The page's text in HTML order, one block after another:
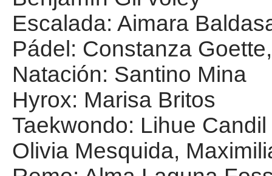
Escalada: Aimara
Pádel: Constanza
Natación: Santino Mina
Hyrox: Marisa Britos
Taekwondo: Lihue
Olivia Mesquida,